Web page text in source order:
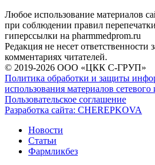
Любое использование материалов
при соблюдении правил
гиперссылки на pharmmedprom.ru
Редакция не несет ответственности
комментариях читателей.
© 2019-2026 ООО «ЦКК С-ГРУП»
Политика обработки и защиты
использования материалов
Пользовательское соглашение
Разработка сайта: CHEREPKOVA
Новости
Статьи
Фармликбез